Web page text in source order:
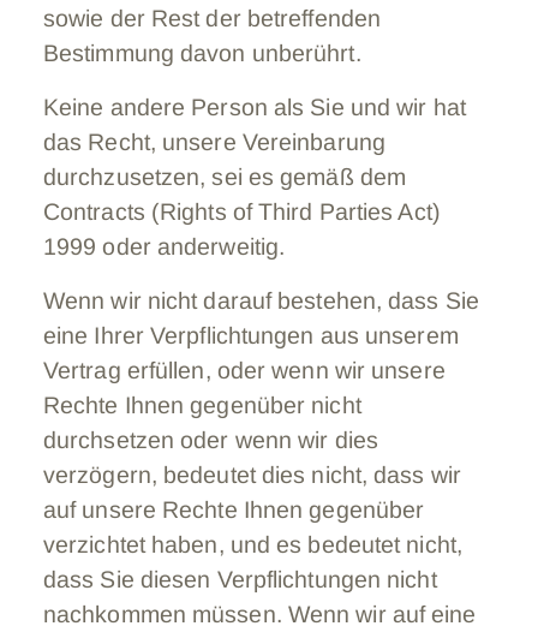
sowie der Rest der betreffenden
Bestimmung davon unberührt.
Keine andere Person als Sie und wir hat
das Recht, unsere Vereinbarung
durchzusetzen, sei es gemäß dem
Contracts (Rights of Third Parties Act)
1999 oder anderweitig.
Wenn wir nicht darauf bestehen, dass Sie
eine Ihrer Verpflichtungen aus unserem
Vertrag erfüllen, oder wenn wir unsere
Rechte Ihnen gegenüber nicht
durchsetzen oder wenn wir dies
verzögern, bedeutet dies nicht, dass wir
auf unsere Rechte Ihnen gegenüber
verzichtet haben, und es bedeutet nicht,
dass Sie diesen Verpflichtungen nicht
nachkommen müssen. Wenn wir auf eine